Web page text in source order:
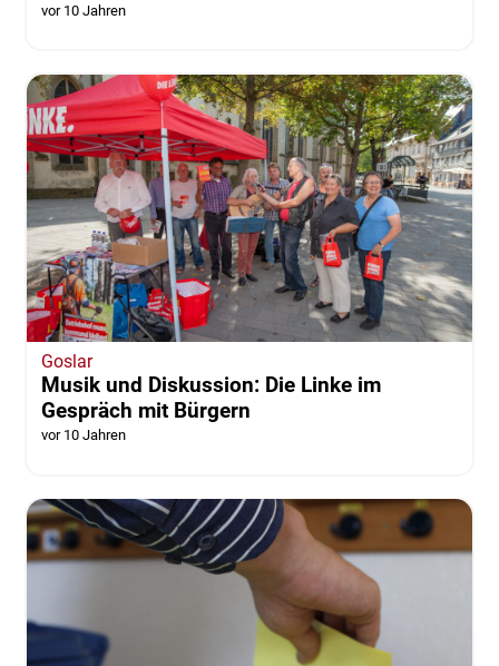
vor 10 Jahren
Goslar
Musik und Diskussion: Die Linke im
Gespräch mit Bürgern
vor 10 Jahren